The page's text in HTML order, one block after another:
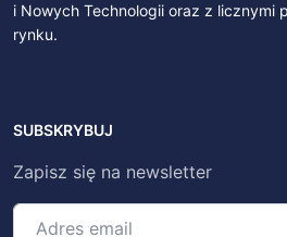
i Nowych Technologii oraz z licznymi
rynku.
SUBSKRYBUJ
Zapisz się na newsletter